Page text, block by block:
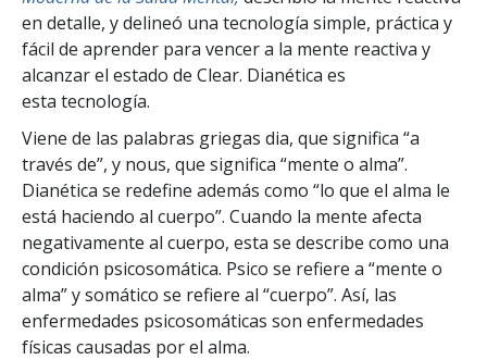
en detalle, y delineó una tecnología simple, práctica y
fácil de aprender para vencer a la mente reactiva y
alcanzar el estado de Clear. Dianética es
esta tecnología.
Viene de las palabras griegas dia, que significa “a
través de”, y nous, que significa “mente o alma”.
Dianética se redefine además como “lo que el alma le
está haciendo al cuerpo”. Cuando la mente afecta
negativamente al cuerpo, esta se describe como una
condición psicosomática. Psico se refiere a “mente o
alma” y somático se refiere al “cuerpo”. Así, las
enfermedades psicosomáticas son enfermedades
físicas causadas por el alma.